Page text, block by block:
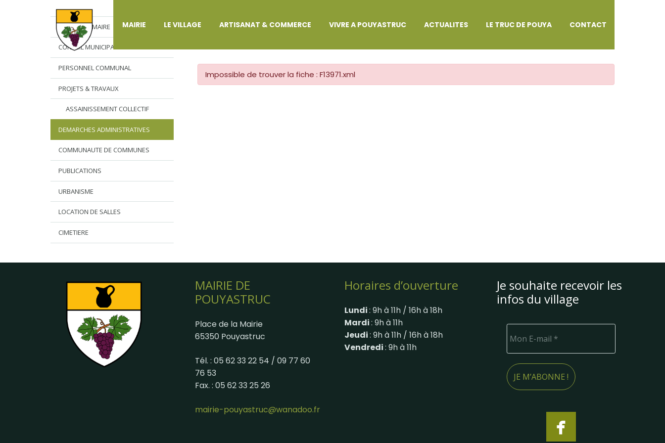
MAIRIE LE VILLAGE ARTISANAT & COMMERCE VIVRE A POUYASTRUC ACTUALITES LE TRUC DE POUYA CONTACT
L’EDITO DU MAIRE
CONSEIL MUNICIPAL
PERSONNEL COMMUNAL
PROJETS & TRAVAUX
ASSAINISSEMENT COLLECTIF
DEMARCHES ADMINISTRATIVES
COMMUNAUTE DE COMMUNES
PUBLICATIONS
URBANISME
LOCATION DE SALLES
CIMETIERE
DÉMARCHES ADMINISTRATIVES
Impossible de trouver la fiche : F13971.xml
MAIRIE DE
POUYASTRUC
Place de la Mairie
65350 Pouyastruc
Tél. : 05 62 33 22 54 / 09 77 60
76 53
Fax. : 05 62 33 25 26
mairie-pouyastruc@wanadoo.fr
Horaires d’ouverture
Lundi: 9h à 11h / 16h à 18h
Mardi: 9h à 11h
Jeudi: 9h à 11h / 16h à 18h
Vendredi: 9h à 11h
Je souhaite recevoir les
infos du village